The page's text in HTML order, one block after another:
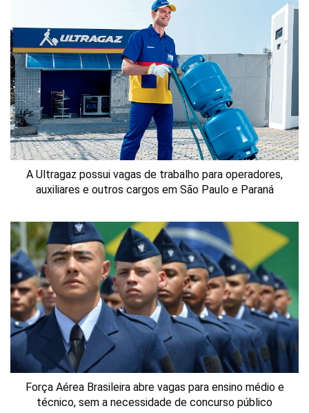
A Ultragaz possui vagas de trabalho para operadores,
auxiliares e outros cargos em São Paulo e Paraná
Força Aérea Brasileira abre vagas para ensino médio e
técnico, sem a necessidade de concurso público